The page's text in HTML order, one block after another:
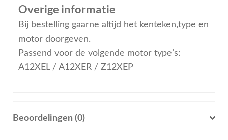
Overige informatie
Bij bestelling gaarne altijd het kenteken,type en
motor doorgeven.
Passend voor de volgende motor type’s:
A12XEL / A12XER / Z12XEP
Beoordelingen (0)